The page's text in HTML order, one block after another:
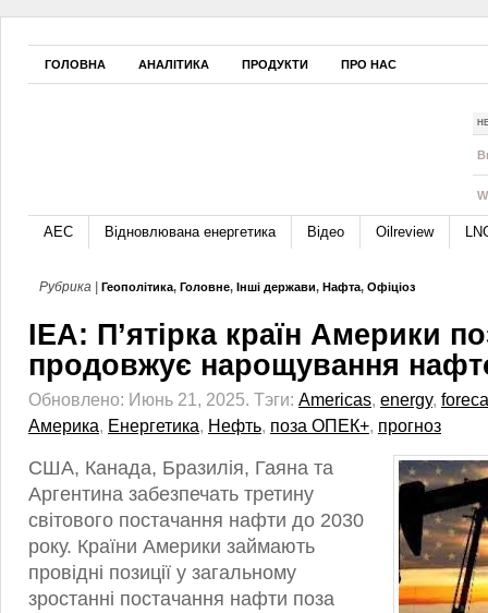
ГОЛОВНА АНАЛІТИКА ПРОДУКТИ ПРО НАС
АЕС Відновлювана енергетика Відео Oilreview
Рубрика | Геополітика, Головне, Інші держави, Нафта, Офіціоз
IEA: П’ятірка країн Америки
продовжує нарощування
Обновлено: Июнь 21, 2025. Тэги: Americas, energy,
Америка, Енергетика, Нефть, поза ОПЕК+, прогноз
США, Канада, Бразилія, Гаяна та
Аргентина забезпечать третину
світового постачання нафти до 2030
року. Країни Америки займають
провідні позиції у загальному
зростанні постачання нафти поза